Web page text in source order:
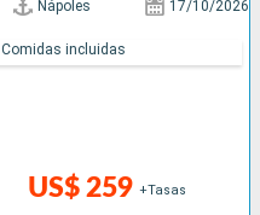
Nápoles 17/10/2026
US$ 259 +Tasas
Comidas incluidas